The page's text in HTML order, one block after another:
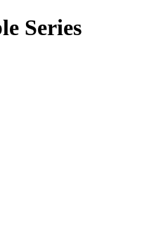
Series